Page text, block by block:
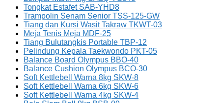
Tongkat Estafet SAB-YHD8
Trampolin Senam Senior TSS-125-GW
Tiang dan Kursi Wasit Takraw TKWT-03
Meja Tenis Meja MDF-25
Tiang Bulutangkis Portable TBP-12
Pelindung Kepala Taekwondo PKT-05
Balance Board Olympus BBO-40
Balance Cushion Olympus BCO-30
Soft Kettlebell Warna 8kg SKW-8
Soft Kettlebell Warna 6kg SKW-6
Soft Kettlebell Warna 4kg SKW-4